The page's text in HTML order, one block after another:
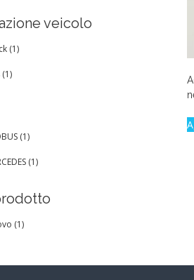
veicolo
(1)
(1)
(1)
(1)
(1)